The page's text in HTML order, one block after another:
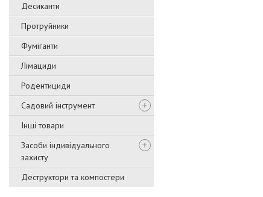
Десиканти
Протруйники
Фуміганти
Лімациди
Родентициди
Садовий інструмент
Інші товари
Засоби індивідуального
захисту
Деструктори та компостери